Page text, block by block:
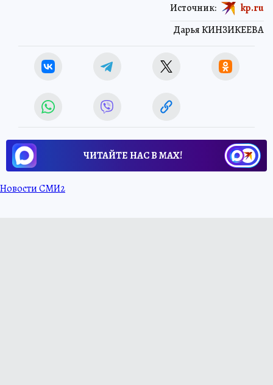
Дарья КИНЗИКЕЕВА
Источник: kp.ru
ЧИТАЙТЕ НАС В МАХ!
Новости СМИ2